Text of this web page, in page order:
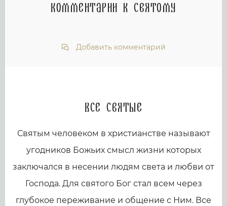
Комментарии к святому
Добавить комментарий
Все святые
Святым человеком в христианстве называют
угодников Божьих смысл жизни которых
заключался в несении людям света и любви от
Господа. Для святого Бог стал всем через
глубокое переживание и общение с Ним. Все